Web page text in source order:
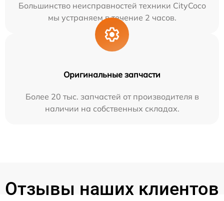
Большинство неисправностей техники CityCoco
мы устраняем в течение 2 часов.
Оригинальные запчасти
Более 20 тыс. запчастей от производителя в
наличии на собственных складах.
Отзывы наших клиентов